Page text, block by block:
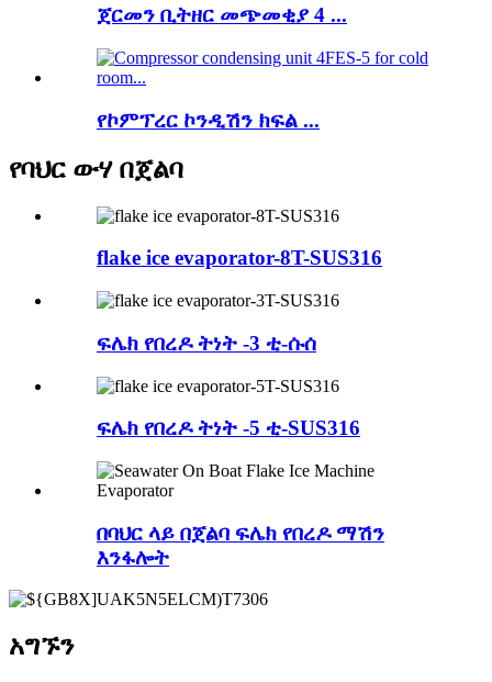
ጀርመን ቢትዘር መጭመቂያ 4 ...
የኮምፕረር ኮንዲሽን ክፍል ...
የባህር ውሃ በጀልባ
flake ice evaporator-8T-SUS316
ፍሌክ የበረዶ ትነት -3 ቲ-ሱሰ
ፍሌክ የበረዶ ትነት -5 ቲ-SUS316
በባህር ላይ በጀልባ ፍሌክ የበረዶ ማሽን
እንፋሎት
አግኙን